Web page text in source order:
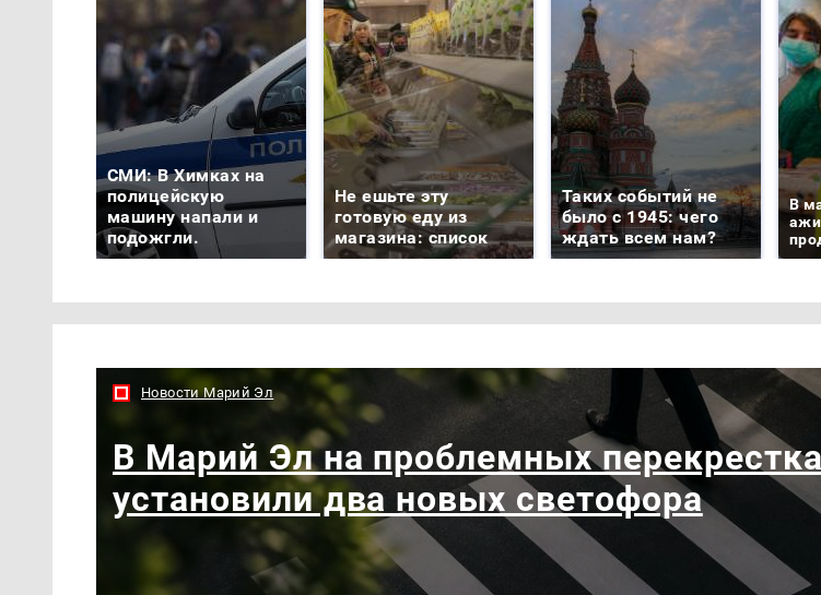
СМИ: В Химках на
полицейскую
машину напали и
подожгли.
Не ешьте эту
готовую еду из
магазина: список
Таких событий не
было с 1945: чего
ждать всем нам?
В
Новости Марий Эл
В Марий Эл на проблемных
установили два новых светофора